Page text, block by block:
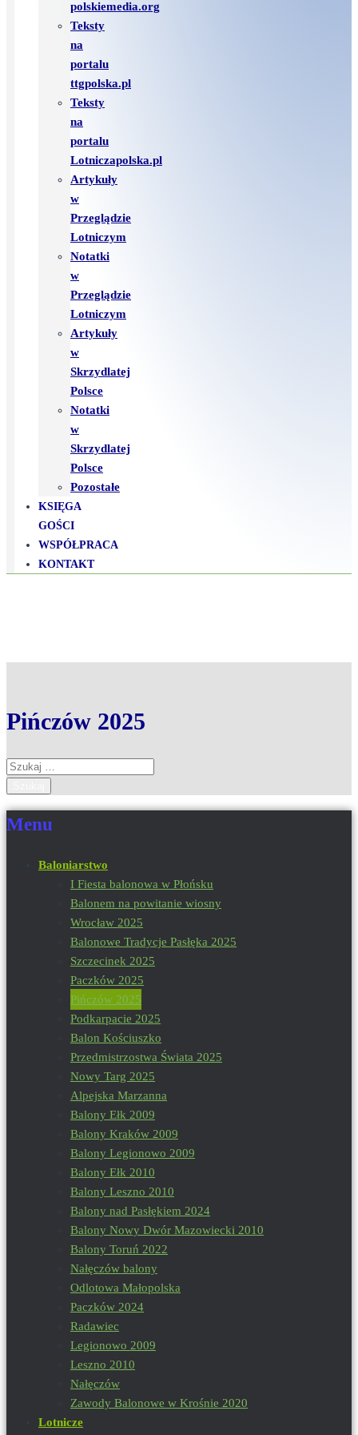
polskiemedia.org
Teksty
na
portalu
ttgpolska.pl
Teksty
na
portalu
Lotniczapolska.pl
Artykuły
w
Przeglądzie
Lotniczym
Notatki
w
Przeglądzie
Lotniczym
Artykuły
w
Skrzydlatej
Polsce
Notatki
w
Skrzydlatej
Polsce
Pozostałe
KSIĘGA
GOŚCI
WSPÓŁPRACA
KONTAKT
Pińczów 2025
Szukaj:
Menu
Baloniarstwo
I Fiesta balonowa w Płońsku
Balonem na powitanie wiosny
Wrocław 2025
Balonowe Tradycje Pasłęka 2025
Szczecinek 2025
Paczków 2025
Pińczów 2025
Podkarpacie 2025
Balon Kościuszko
Przedmistrzostwa Świata 2025
Nowy Targ 2025
Alpejska Marzanna
Balony Ełk 2009
Balony Kraków 2009
Balony Legionowo 2009
Balony Ełk 2010
Balony Leszno 2010
Balony nad Pasłękiem 2024
Balony Nowy Dwór Mazowiecki 2010
Balony Toruń 2022
Nałęczów balony
Odlotowa Małopolska
Paczków 2024
Radawiec
Legionowo 2009
Leszno 2010
Nałęczów
Zawody Balonowe w Krośnie 2020
Lotnicze